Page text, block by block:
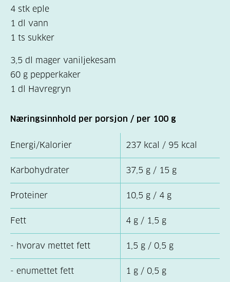
4 stk eple
1 dl vann
1 ts sukker
3,5 dl mager vaniljekesam
60 g pepperkaker
1 dl Havregryn
Næringsinnhold per porsjon / per 100 g
Energi/Kalorier 237 kcal / 95 kcal
Karbohydrater 37,5 g / 15 g
Proteiner 10,5 g / 4 g
Fett 4 g / 1,5 g
- hvorav mettet fett 1,5 g / 0,5 g
- enumettet fett 1 g / 0,5 g